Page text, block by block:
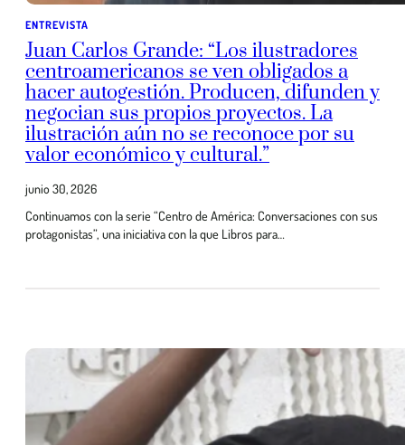
ENTREVISTA
Juan Carlos Grande: “Los ilustradores
centroamericanos se ven obligados a
hacer autogestión. Producen, difunden y
negocian sus propios proyectos. La
ilustración aún no se reconoce por su
valor económico y cultural.”
junio 30, 2026
Continuamos con la serie “Centro de América: Conversaciones con sus
protagonistas”, una iniciativa con la que Libros para…